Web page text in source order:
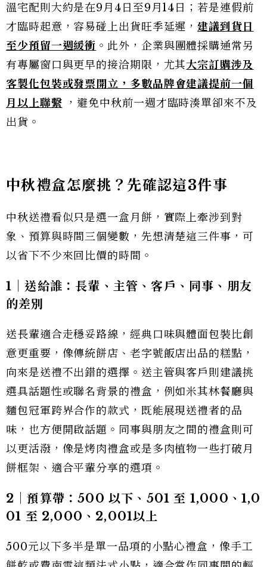
溫宅配則大約是在9月4日至9月14日；若是連假前
才臨時起意，容易碰上出貨旺季延遲，建議到貨日
至少預留一週緩衝 。此外，企業與團體採購通常另
有專屬窗口與更早的接洽期限，尤其大宗訂購涉及
客製化包裝或發票開立， 多數品牌會建議提前一個
月以上聯繫 ，避免中秋前一週才臨時湊單卻來不及
出貨。
中秋禮盒怎麼挑？先確認這3件事
中秋送禮看似只是選一盒月餅，實際上牽涉到對
象、預算與時間三個變數，先想清楚這三件事，可
以省下不少來回比價的時間。
1｜送給誰：長輩、主管、客戶、同事、朋友
的差別
送長輩適合走穩妥路線，經典口味與體面包裝比創
意更重要，像傳統餅店、老字號飯店出品的糕點，
向來是送禮不出錯的選擇。送主管與客戶則建議挑
選具話題性或聯名背景的禮盒，例如米其林餐廳與
麵包冠軍跨界合作的款式，既能展現送禮者的品
味，也方便開啟話題。同事與朋友之間的禮盒則可
以更活潑，像是烤肉禮盒或是多肉植物一些打破月
餅框架、適合平輩分享的選項。
2｜預算帶：500 以下、501 至 1,000、1,0
01 至 2,000、2,001以上
500元以下多半是單一品項的小點心禮盒，像手工